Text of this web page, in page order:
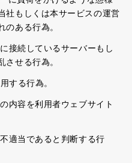
社もしくは本サービスの運営
のある行為。
接続しているサーバーもし
させる行為。
する行為。
内容を利用者ウェブサイト
適当であると判断する行